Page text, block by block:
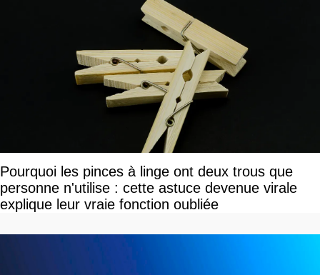
Pourquoi les pinces à linge ont deux trous que
personne n'utilise : cette astuce devenue virale
explique leur vraie fonction oubliée